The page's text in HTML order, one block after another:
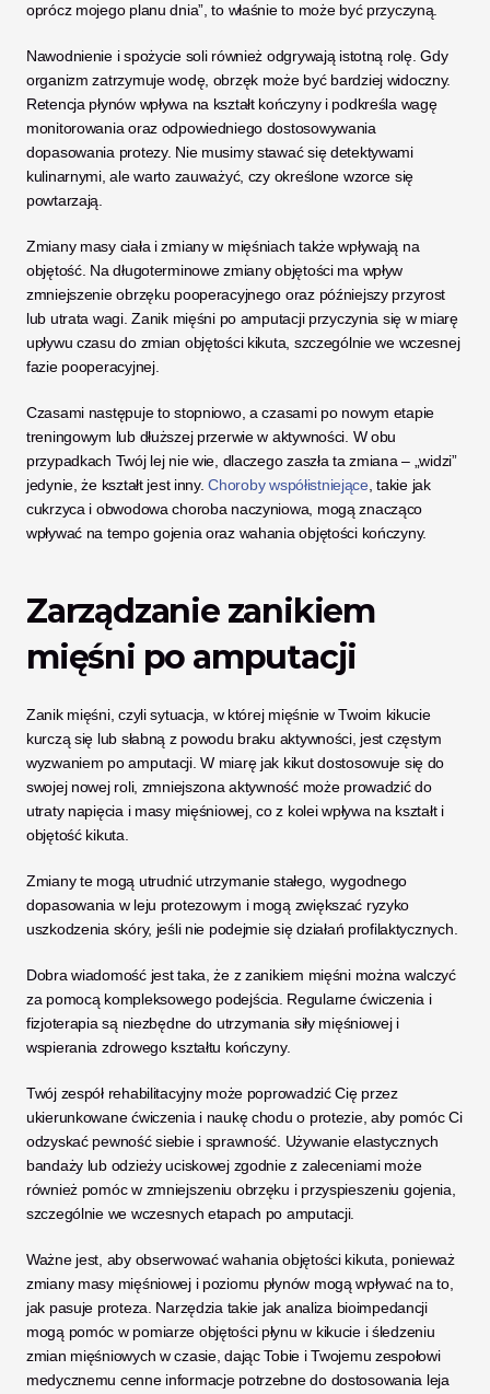
oprócz mojego planu dnia”, to właśnie to może być przyczyną.
Nawodnienie i spożycie soli również odgrywają istotną rolę. Gdy
organizm zatrzymuje wodę, obrzęk może być bardziej widoczny.
Retencja płynów wpływa na kształt kończyny i podkreśla wagę
monitorowania oraz odpowiedniego dostosowywania
dopasowania protezy. Nie musimy stawać się detektywami
kulinarnymi, ale warto zauważyć, czy określone wzorce się
powtarzają.
Zmiany masy ciała i zmiany w mięśniach także wpływają na
objętość. Na długoterminowe zmiany objętości ma wpływ
zmniejszenie obrzęku pooperacyjnego oraz późniejszy przyrost
lub utrata wagi. Zanik mięśni po amputacji przyczynia się w miarę
upływu czasu do zmian objętości kikuta, szczególnie we wczesnej
fazie pooperacyjnej.
Czasami następuje to stopniowo, a czasami po nowym etapie
treningowym lub dłuższej przerwie w aktywności. W obu
przypadkach Twój lej nie wie, dlaczego zaszła ta zmiana – „widzi”
jedynie, że kształt jest inny. Choroby współistniejące , takie jak
cukrzyca i obwodowa choroba naczyniowa, mogą znacząco
wpływać na tempo gojenia oraz wahania objętości kończyny.
Zarządzanie zanikiem
mięśni po amputacji
Zanik mięśni, czyli sytuacja, w której mięśnie w Twoim kikucie
kurczą się lub słabną z powodu braku aktywności, jest częstym
wyzwaniem po amputacji. W miarę jak kikut dostosowuje się do
swojej nowej roli, zmniejszona aktywność może prowadzić do
utraty napięcia i masy mięśniowej, co z kolei wpływa na kształt i
objętość kikuta.
Zmiany te mogą utrudnić utrzymanie stałego, wygodnego
dopasowania w leju protezowym i mogą zwiększać ryzyko
uszkodzenia skóry, jeśli nie podejmie się działań profilaktycznych.
Dobra wiadomość jest taka, że z zanikiem mięśni można walczyć
za pomocą kompleksowego podejścia. Regularne ćwiczenia i
fizjoterapia są niezbędne do utrzymania siły mięśniowej i
wspierania zdrowego kształtu kończyny.
Twój zespół rehabilitacyjny może poprowadzić Cię przez
ukierunkowane ćwiczenia i naukę chodu o protezie, aby pomóc Ci
odzyskać pewność siebie i sprawność. Używanie elastycznych
bandaży lub odzieży uciskowej zgodnie z zaleceniami może
również pomóc w zmniejszeniu obrzęku i przyspieszeniu gojenia,
szczególnie we wczesnych etapach po amputacji.
Ważne jest, aby obserwować wahania objętości kikuta, ponieważ
zmiany masy mięśniowej i poziomu płynów mogą wpływać na to,
jak pasuje proteza. Narzędzia takie jak analiza bioimpedancji
mogą pomóc w pomiarze objętości płynu w kikucie i śledzeniu
zmian mięśniowych w czasie, dając Tobie i Twojemu zespołowi
medycznemu cenne informacje potrzebne do dostosowania leja